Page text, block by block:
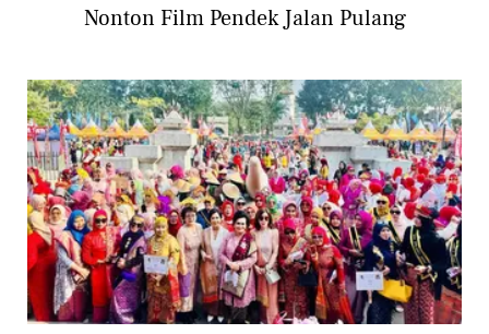
Nonton Film Pendek Jalan Pulang